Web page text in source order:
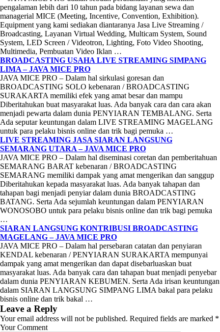
pengalaman lebih dari 10 tahun pada bidang layanan sewa dan
managerial MICE (Meeting, Incentive, Convention, Exhibition).
Equipment yang kami sediakan diantaranya Jasa Live Streaming /
Broadcasting, Layanan Virtual Wedding, Multicam System, Sound
System, LED Screen / Videotron, Lighting, Foto Video Shooting,
Multimedia, Pembuatan Video Iklan …
BROADCASTING USAHA LIVE STREAMING SIMPANG
LIMA – JAVA MICE PRO
JAVA MICE PRO – Dalam hal sirkulasi goresan dan
BROADCASTING SOLO kebenaran / BROADCASTING
SURAKARTA memiliki efek yang amat besar dan mampu
Diberitahukan buat masyarakat luas. Ada banyak cara dan cara akan
menjadi pewarta dalam dunia PENYIARAN TEMBALANG. Serta
Ada seputar keuntungan dalam LIVE STREAMING MAGELANG
untuk para pelaku bisnis online dan trik bagi pemuka …
LIVE STREAMING JASA SIARAN LANGSUNG
SEMARANG UTARA – JAVA MICE PRO
JAVA MICE PRO – Dalam hal diseminasi coretan dan pemberitahuan
SEMARANG BARAT kebenaran / BROADCASTING
SEMARANG memiliki dampak yang amat mengerikan dan sanggup
Diberitahukan kepada masyarakat luas. Ada banyak tahapan dan
tahapan bagi menjadi penyiar dalam dunia BROADCASTING
BATANG. Serta Ada sejumlah keuntungan dalam PENYIARAN
WONOSOBO untuk para pelaku bisnis online dan trik bagi pemuka
…
SIARAN LANGSUNG KONTRIBUSI BROADCASTING
MAGELANG – JAVA MICE PRO
JAVA MICE PRO – Dalam hal persebaran catatan dan penyiaran
KENDAL kebenaran / PENYIARAN SURAKARTA mempunyai
dampak yang amat mengerikan dan dapat disebarluaskan buat
masyarakat luas. Ada banyak cara dan tahapan buat menjadi penyebar
dalam dunia PENYIARAN KEBUMEN. Serta Ada irisan keuntungan
dalam SIARAN LANGSUNG SIMPANG LIMA bakal para pelaku
bisnis online dan trik bakal …
Leave a Reply
Your email address will not be published. Required fields are marked *
Your Comment